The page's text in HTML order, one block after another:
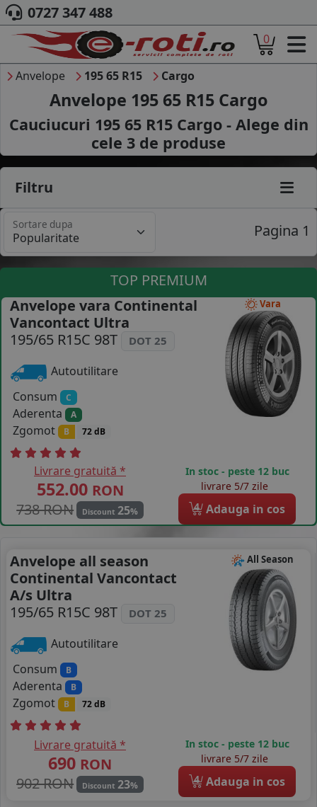
ACASA
DESPRE NOI
ANVELOPE
AUTO
CAMION
MOTO
AGROINDUSTRIALE
MARCA AUTO
B2B - COLABORARE COMPANII
CONTACT
COS (0 PRODUSE
0727 347 488
0
Anvelope 195 65 R15 Cargo
Anvelope 195 65 R15 Cargo
Cauciucuri 195 65 R15 Cargo - Alege din
cele 3 de produse
Filtru
Sortare dupa Pagina 1
TOP PREMIUM
Vara
Anvelope vara Continental
Vancontact Ultra
195/65 R15C 98T
DOT 25
Autoutilitare
Consum
C
Aderenta A
Zgomot B 72 dB
Livrare gratuită *
552.00 RON
738 RON
Discount 25%
In stoc - peste 12 buc
livrare 5/7 zile
4 Adauga in cos
All Season
Anvelope all season
Continental Vancontact
A/s Ultra
195/65 R15C 98T
DOT 25
Autoutilitare
Consum
B
Aderenta B
Zgomot B 72 dB
Livrare gratuită *
690 RON
902 RON
Discount 23%
In stoc - peste 12 buc
livrare 5/7 zile
4 Adauga in cos